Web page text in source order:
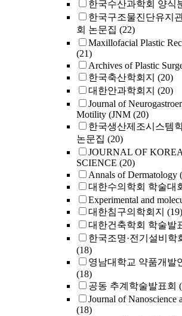
한국수산과학회 양식
한국구조물진단유지
회 논문집 (22)
Maxillofacial Plastic
(21)
Archives of Plastic
한국축산학회지 (20)
대한안과학회지 (20)
Journal of
Motility (JNM (20)
한국생산제조시스템
논문집 (20)
JOURNAL OF
SCIENCE (20)
Annals of Dermatology
대한수의학회 학술대
Experimental and
대한침구의학회지 (19)
대한건축학회 학술발
한국조명·전기설비학
(18)
영남대학교 약품개발
(18)
공동 추계학술발표회
Journal of Nanoscience
(18)